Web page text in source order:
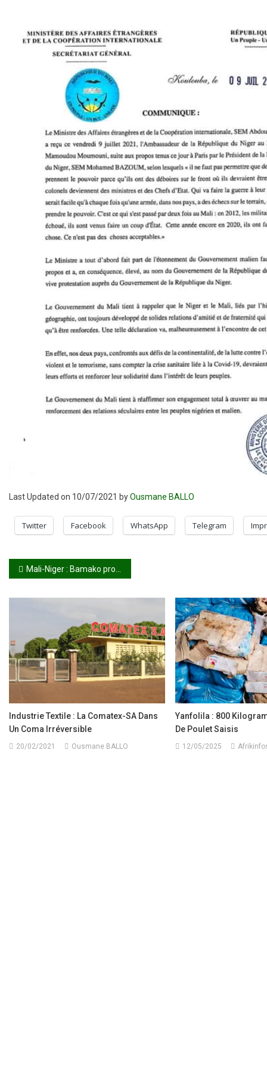
Last Updated on 10/07/2021 byOusmane BALLO
Twitter Facebook WhatsApp Telegram
Navigation
de
Mali-Niger : Bamako proteste après les critiques de Mohamed Bazoum sur les militaires putschistes
Industrie Textile : La Comatex-SA Dans
Un Coma Irréversible
20/02/2021 Ousmane BALLO
Yanfolila : 800
De Poulet Saisis
12/05/2025